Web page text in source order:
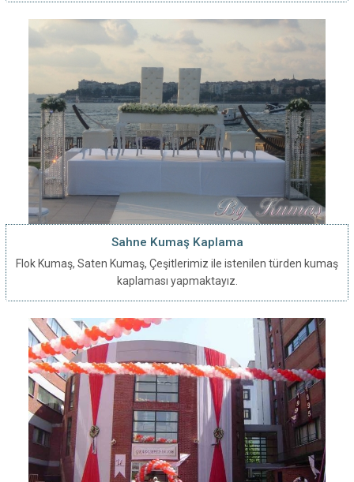
Sahne Kumaş Kaplama
Flok Kumaş, Saten Kumaş, Çeşitlerimiz ile istenilen türden kumaş
kaplaması yapmaktayız.